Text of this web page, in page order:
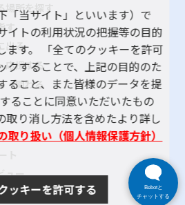
場所を探す
す
出る
応援する
・関わる
ュー
「当サイト」といいます）で
イトの利用状況の把握等の目的
ます。 「全てのクッキーを許可
クすることで、上記の目的のた
ること、また皆様のデータを提
ることに同意いただいたもの
取り消し方法を含めたより詳し
取り扱い（個人情報保護方針）
ッキーを許可する
Bebotと
チャットする